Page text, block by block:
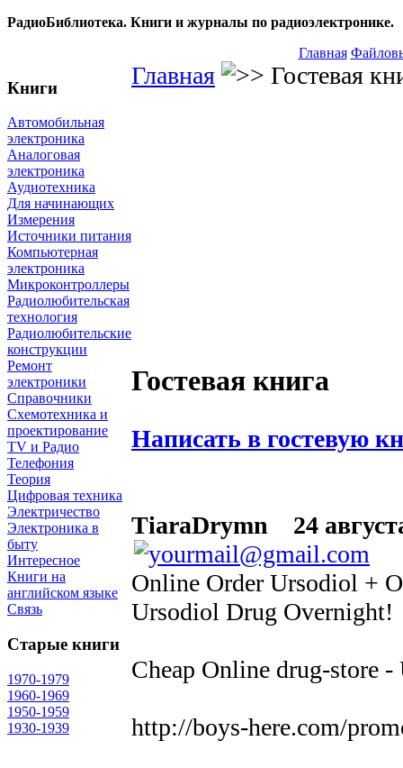
РадиоБиблиотека. Книги и журналы по радиоэлектронике.
Главная
Книги
Автомобильная
электроника
Аналоговая
электроника
Аудиотехника
Для начинающих
Измерения
Источники питания
Компьютерная
электроника
Микроконтроллеры
Радиолюбительская
технология
Радиолюбительские
конструкции
Ремонт
электроники
Справочники
Схемотехника и
проектирование
TV и Радио
Телефония
Теория
Цифровая техника
Электричество
Электроника в
быту
Интересное
Книги на
английском языке
Связь
Старые книги
1970-1979
1960-1969
1950-1959
1930-1939
Главная Гостевая
Гостевая книга
Написать в гостевую
TiaraDrymn 24
Online Order Ursodiol +
Ursodiol Drug Overnight!
Cheap Online drug-store
http://boys-here.com/